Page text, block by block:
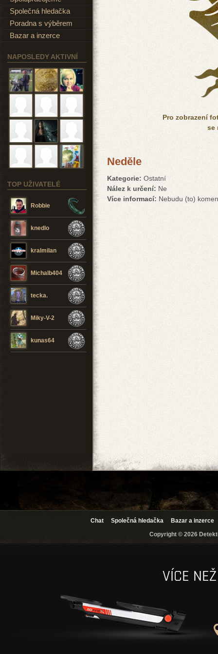
Společná hledačka
Poradna s výběrem
Bazar a inzerce
NAPOSLEDY AKTIVNÍ
TOP UŽIVATELÉ
Robbie
knedlo
kralmilan
Michalb404
tecka.
Miky-V-2
kunas64
Pro zobrazení
se
Neděle
Kategorie: Ostatní
Nález k určení: Ne
Více informací: Nebudu (to)
Chat Společná hledačka
Bazar a inzerce
Copyright © 2026